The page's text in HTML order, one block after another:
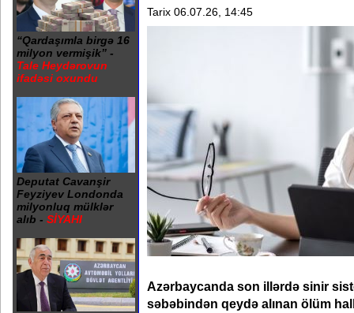
“Qardaşımla birgə 16
milyon vermişik” -
Tale Heydərovun
ifadəsi oxundu
Deputat Cavanşir
Feyziyev Londonda
milyonluq mülklər
alıb - SİYAHI
Tarix 06.07.26, 14:45
Azərbaycanda son illərdə sinir
səbəbindən qeydə alınan ölüm